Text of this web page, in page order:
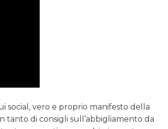
social, vero e proprio manifesto della
tanto di consigli sull’abbigliamento da